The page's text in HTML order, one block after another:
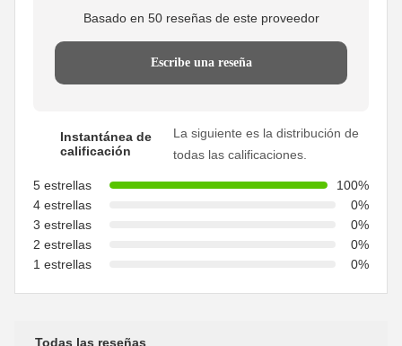
Basado en 50 reseñas de este proveedor
Escribe una reseña
Instantánea de
calificación
La siguiente es la distribución de
todas las calificaciones.
5 estrellas
100%
4 estrellas
0%
3 estrellas
0%
2 estrellas
0%
1 estrellas
0%
Todas las reseñas